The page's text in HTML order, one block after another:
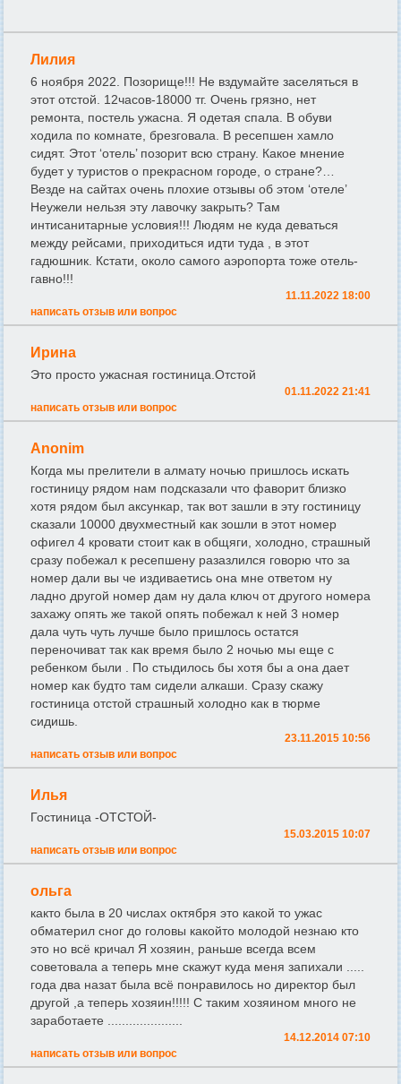
Лилия
6 ноября 2022. Позорище!!! Не вздумайте заселяться в
этот отстой. 12часов-18000 тг. Очень грязно, нет
ремонта, постель ужасна. Я одетая спала. В обуви
ходила по комнате, брезговала. В ресепшен хамло
сидят. Этот ‘отель’ позорит всю страну. Какое мнение
будет у туристов о прекрасном городе, о стране?…
Везде на сайтах очень плохие отзывы об этом ‘отеле’
Неужели нельзя эту лавочку закрыть? Там
интисанитарные условия!!! Людям не куда деваться
между рейсами, приходиться идти туда , в этот
гадюшник. Кстати, около самого аэропорта тоже отель-
гавно!!!
11.11.2022 18:00
написать отзыв или вопрос
Ирина
Это просто ужасная гостиница.Отстой
01.11.2022 21:41
написать отзыв или вопрос
Anonim
Когда мы прелители в алмату ночью пришлось искать
гостиницу рядом нам подсказали что фаворит близко
хотя рядом был аксункар, так вот зашли в эту гостиницу
сказали 10000 двухместный как зошли в этот номер
офигел 4 кровати стоит как в общяги, холодно, страшный
сразу побежал к ресепшену разазлился говорю что за
номер дали вы че издиваетись она мне ответом ну
ладно другой номер дам ну дала ключ от другого номера
захажу опять же такой опять побежал к ней 3 номер
дала чуть чуть лучше было пришлось остатся
переночиват так как время было 2 ночью мы еще с
ребенком были . По стыдилось бы хотя бы а она дает
номер как будто там сидели алкаши. Сразу скажу
гостиница отстой страшный холодно как в тюрме
сидишь.
23.11.2015 10:56
написать отзыв или вопрос
Илья
Гостиница -ОТСТОЙ-
15.03.2015 10:07
написать отзыв или вопрос
ольга
както была в 20 числах октября это какой то ужас
обматерил сног до головы какойто молодой незнаю кто
это но всё кричал Я хозяин, раньше всегда всем
советовала а теперь мне скажут куда меня запихали .....
года два назат была всё понравилось но директор был
другой ,а теперь хозяин!!!!! C таким хозяином много не
заработаете .....................
14.12.2014 07:10
написать отзыв или вопрос